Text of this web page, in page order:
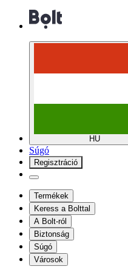
HU
Súgó
Regisztráció
Termékek
Keress a Bolttal
A Bolt-ról
Biztonság
Súgó
Városok